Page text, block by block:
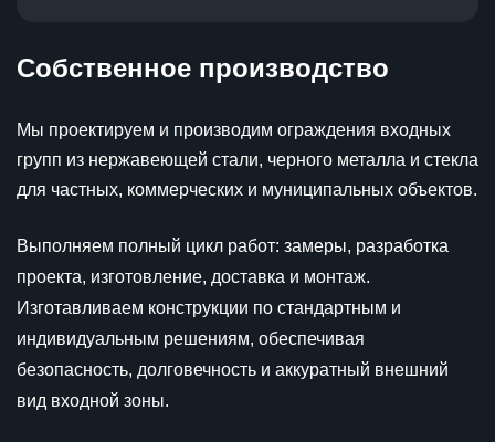
Собственное производство
Мы проектируем и производим ограждения входных
групп из нержавеющей стали, черного металла и стекла
для частных, коммерческих и муниципальных объектов.
Выполняем полный цикл работ: замеры, разработка
проекта, изготовление, доставка и монтаж.
Изготавливаем конструкции по стандартным и
индивидуальным решениям, обеспечивая
безопасность, долговечность и аккуратный внешний
вид входной зоны.